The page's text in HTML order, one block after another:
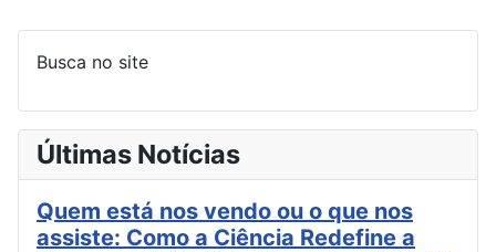
Busca no site
Últimas Notícias
Quem está nos vendo ou o que nos
assiste: Como a Ciência Redefine a